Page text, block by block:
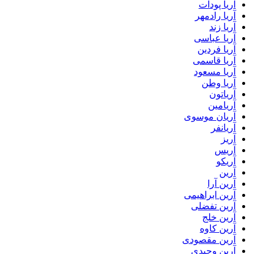
آریا پودات
آریا رادمهر
آریا زند
آریا عباسی
آریا فردین
آریا قاسمی
آریا مسعود
آریا وطن
آریاتون
آریامین
آریان موسوی
آریانفر
آریز
آریس
آریکو
آرین
آرین آرا
آرین ابراهیمی
آرین تفضلی
آرین خلج
آرین کاوه
آرین مقصودی
آرین وحیدی